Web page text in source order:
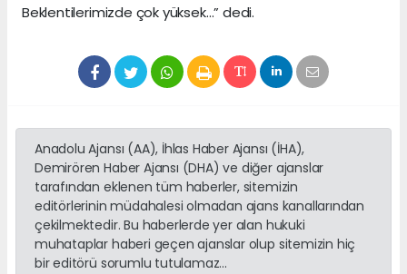
Beklentilerimizde çok yüksek…” dedi.
Anadolu Ajansı (AA), İhlas Haber Ajansı (İHA),
Demirören Haber Ajansı (DHA) ve diğer ajanslar
tarafından eklenen tüm haberler, sitemizin
editörlerinin müdahalesi olmadan ajans kanallarından
çekilmektedir. Bu haberlerde yer alan hukuki
muhataplar haberi geçen ajanslar olup sitemizin hiç
bir editörü sorumlu tutulamaz...